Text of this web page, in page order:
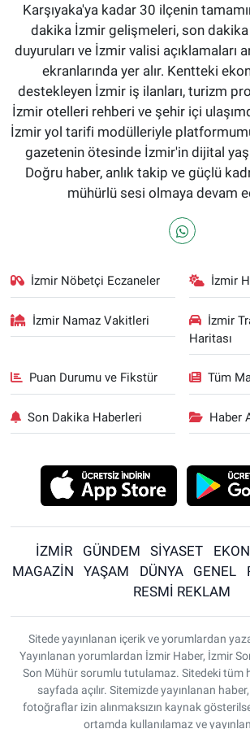
Karşıyaka'ya kadar 30 ilçenin
dakika İzmir gelişmeleri, son
duyuruları ve İzmir valisi açıklamaları
ekranlarında yer alır. Kentteki
destekleyen İzmir iş ilanları, turizm
İzmir otelleri rehberi ve şehir içi
İzmir yol tarifi modülleriyle
gazetenin ötesinde İzmir'in dijital
Doğru haber, anlık takip ve güçlü
mühürlü sesi olmaya devam
İzmir Nöbetçi Eczaneler İzmir
İzmir Namaz Vakitleri
İzmir
Haritası
Puan Durumu ve Fikstür Tüm
Son Dakika Haberleri Haber
İZMİR GÜNDEM SİYASET
MAGAZİN
YAŞAM DÜNYA GENEL
RESMİ REKLAM
Sitede yayınlanan içerik ve yorumlardan
Yayınlanan yorumlardan İzmir Haber, İzmir
Son Mühür sorumlu tutulamaz. Sitedeki tüm
sayfada açılır. Sitemizde yayınlanan haber,
fotoğraflar izin alınmaksızın kaynak
ortamda kullanılamaz ve